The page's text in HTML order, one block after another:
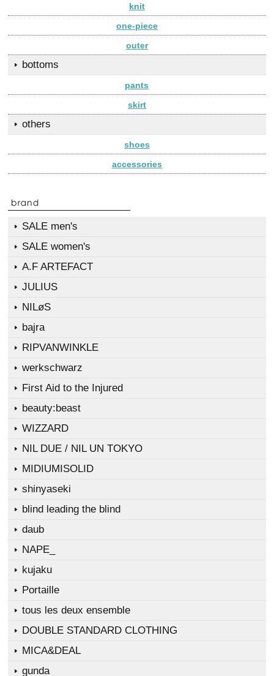
knit
one-piece
outer
bottoms
pants
skirt
others
shoes
accessories
SALE men's
SALE women's
A.F ARTEFACT
JULIUS
NILøS
bajra
RIPVANWINKLE
werkschwarz
First Aid to the Injured
beauty:beast
WIZZARD
NIL DUE / NIL UN TOKYO
MIDIUMISOLID
shinyaseki
blind leading the blind
daub
NAPE_
kujaku
Portaille
tous les deux ensemble
DOUBLE STANDARD CLOTHING
MICA&DEAL
gunda